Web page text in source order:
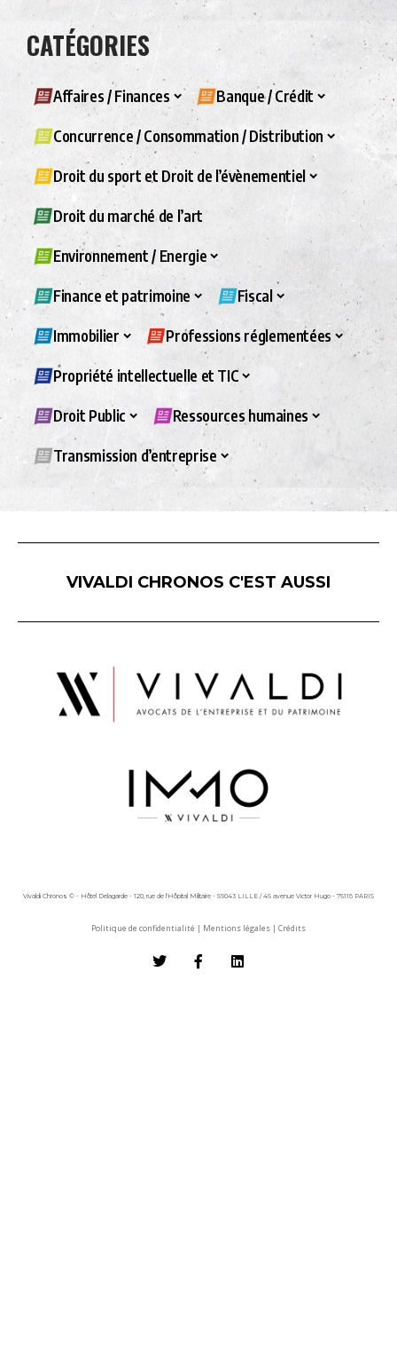
CATÉGORIES
Affaires / Finances Banque / Crédit
Concurrence / Consommation / Distribution
Droit du sport et Droit de l’évènementiel
Droit du marché de l’art
Environnement / Energie
Finance et patrimoine Fiscal
Immobilier Professions réglementées
Propriété intellectuelle et TIC
Droit Public Ressources humaines
Transmission d’entreprise
VIVALDI CHRONOS C'EST AUSSI
Vivaldi Chronos © - Hôtel Delagarde - 120, rue de l'Hôpital Militaire - 59043 LILLE / 45 avenue Victor Hugo - 75116 PARIS
Politique de confidentialité | Mentions légales | Crédits